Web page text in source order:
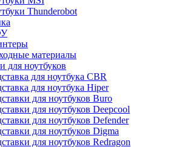
Thunderobot
материалы
для ноутбуков
для ноутбука CBR
для ноутбука Hiper
для ноутбуков Buro
для ноутбуков Deepcool
для ноутбуков Defender
для ноутбуков Digma
для ноутбуков Redragon